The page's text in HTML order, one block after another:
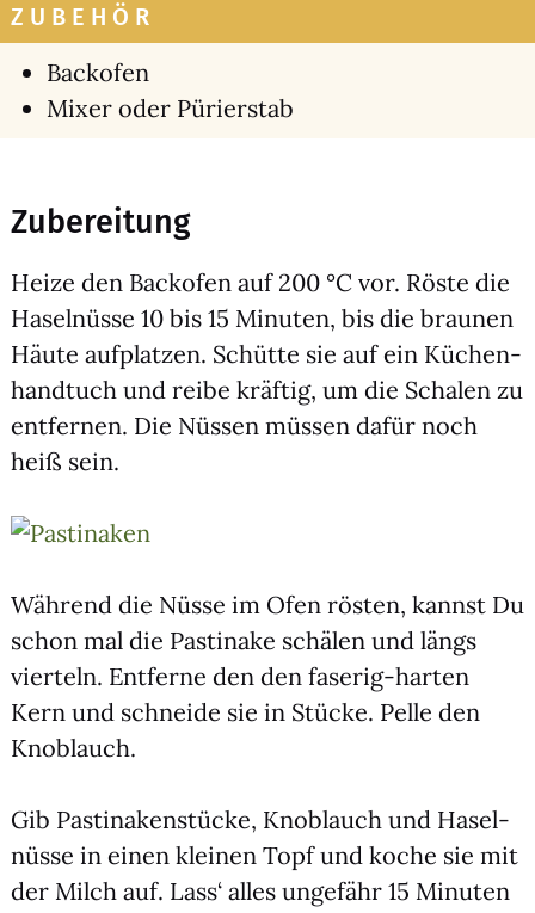
ZUBEHÖR
Back­ofen
Mixer oder Pürier­stab
Zubereitung
Hei­ze den Back­ofen auf 200 °C vor. Rös­te die
Hasel­nüs­se 10 bis 15 Minu­ten, bis die brau­nen
Häu­te auf­plat­zen. Schüt­te sie auf ein Küchen­
hand­tuch und rei­be kräf­tig, um die Scha­len zu
ent­fer­nen. Die Nüs­sen müs­sen dafür noch
heiß sein.
Wäh­rend die Nüs­se im Ofen rös­ten, kannst Du
schon mal die Pas­ti­na­ke schä­len und längs
vier­teln. Ent­fer­ne den den fase­rig-har­ten
Kern und schnei­de sie in Stü­cke. Pel­le den
Knob­lauch.
Gib Pas­ti­na­ken­stü­cke, Knob­lauch und Hasel­
nüs­se in einen klei­nen Topf und koche sie mit
der Milch auf. Lass‘ alles unge­fähr 15 Minu­ten